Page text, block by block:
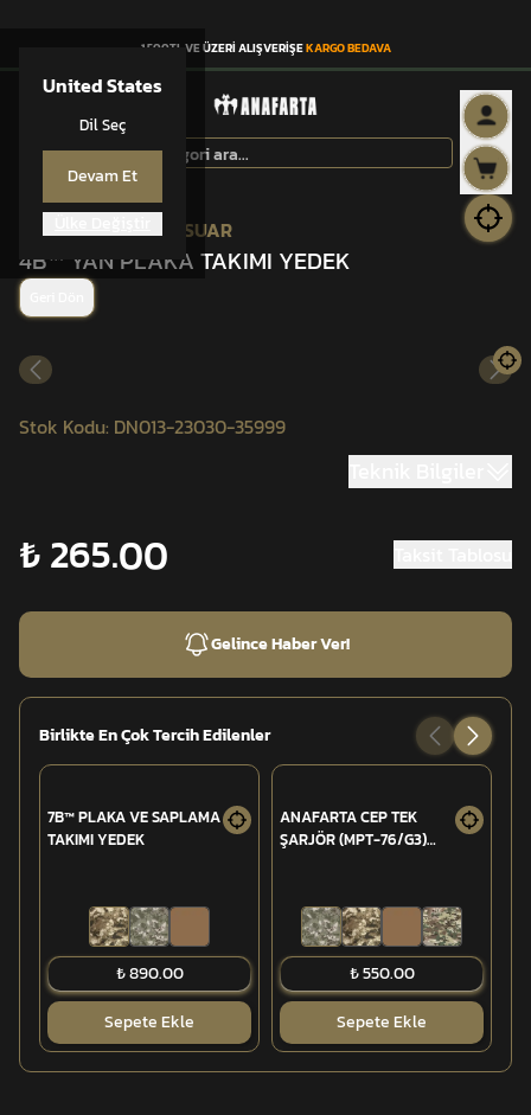
United States
Dil Seç
Devam Et
1.500TL VE ÜZERİ ALIŞVERİŞEKARGO BEDAVA
ANAFARTA® AKSESUAR
4B™ YAN PLAKA TAKIMI YEDEK
Stok Kodu: DN013-23030-35999
₺ 265.00
Gelince Haber Ver!
Birlikte En Çok Tercih Edilenler
7B™ PLAKA VE SAPLAMA
TAKIMI YEDEK
₺ 890.00
Sepete Ekle
ANAFARTA CEP TEK
ŞARJÖR (MPT-76/G3)
₺ 550.00
Sepete Ekle